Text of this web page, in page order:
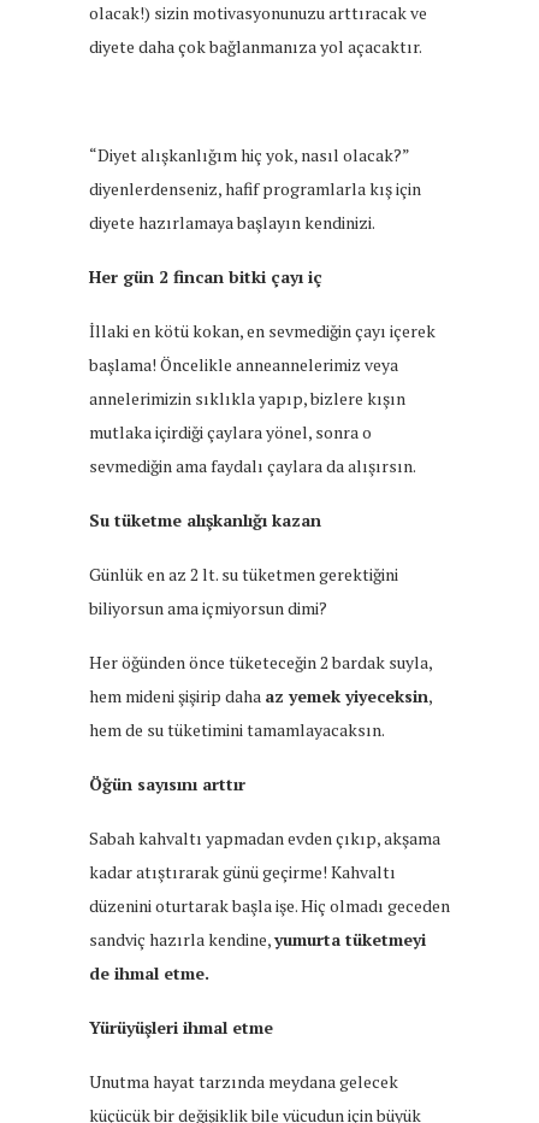
olacak!) sizin motivasyonunuzu arttıracak ve
diyete daha çok bağlanmanıza yol açacaktır.
“Diyet alışkanlığım hiç yok, nasıl olacak?”
diyenlerdenseniz, hafif programlarla kış için
diyete hazırlamaya başlayın kendinizi.
Her gün 2 fincan bitki çayı iç
İllaki en kötü kokan, en sevmediğin çayı içerek
başlama! Öncelikle anneannelerimiz veya
annelerimizin sıklıkla yapıp, bizlere kışın
mutlaka içirdiği çaylara yönel, sonra o
sevmediğin ama faydalı çaylara da alışırsın.
Su tüketme alışkanlığı kazan
Günlük en az 2 lt. su tüketmen gerektiğini
biliyorsun ama içmiyorsun dimi?
Her öğünden önce tüketeceğin 2 bardak suyla,
hem mideni şişirip daha az yemek yiyeceksin,
hem de su tüketimini tamamlayacaksın.
Öğün sayısını arttır
Sabah kahvaltı yapmadan evden çıkıp, akşama
kadar atıştırarak günü geçirme! Kahvaltı
düzenini oturtarak başla işe. Hiç olmadı geceden
sandviç hazırla kendine,yumurta tüketmeyi
de ihmal etme.
Yürüyüşleri ihmal etme
Unutma hayat tarzında meydana gelecek
küçücük bir değişiklik bile vücudun için büyük